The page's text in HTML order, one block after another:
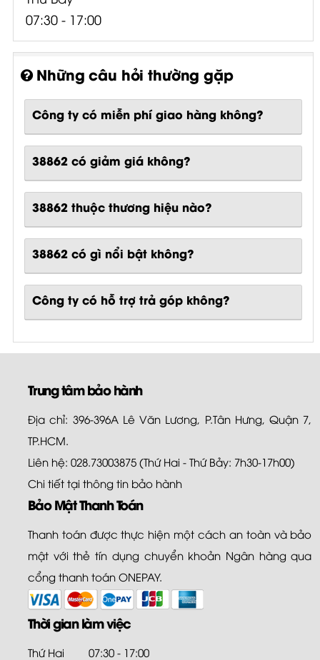
07:30 - 17:00
Những câu hỏi thường gặp
Công ty có miễn phí giao hàng không?
38862 có giảm giá không?
38862 thuộc thương hiệu nào?
38862có gì nổi bật không?
Công ty có hỗ trợ trả góp không?
Trung tâm bảo hành
Địa chỉ: 396-396A Lê Văn Lương, P.Tân Hưng, Quận 7,
TP.HCM.
Liên hệ: 028.73003875 (Thứ Hai - Thứ Bảy: 7h30-17h00)
Chi tiết tại thông tin bảo hành
Bảo Mật Thanh Toán
Thanh toán được thực hiện một cách an toàn và bảo
mật với thẻ tín dụng chuyển khoản Ngân hàng qua
cổng thanh toán ONEPAY.
Thời gian làm việc
Thứ Hai
07:30 - 17:00